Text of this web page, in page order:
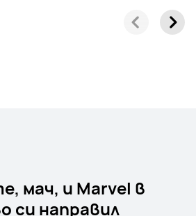
мач, и Marvel в
си направил